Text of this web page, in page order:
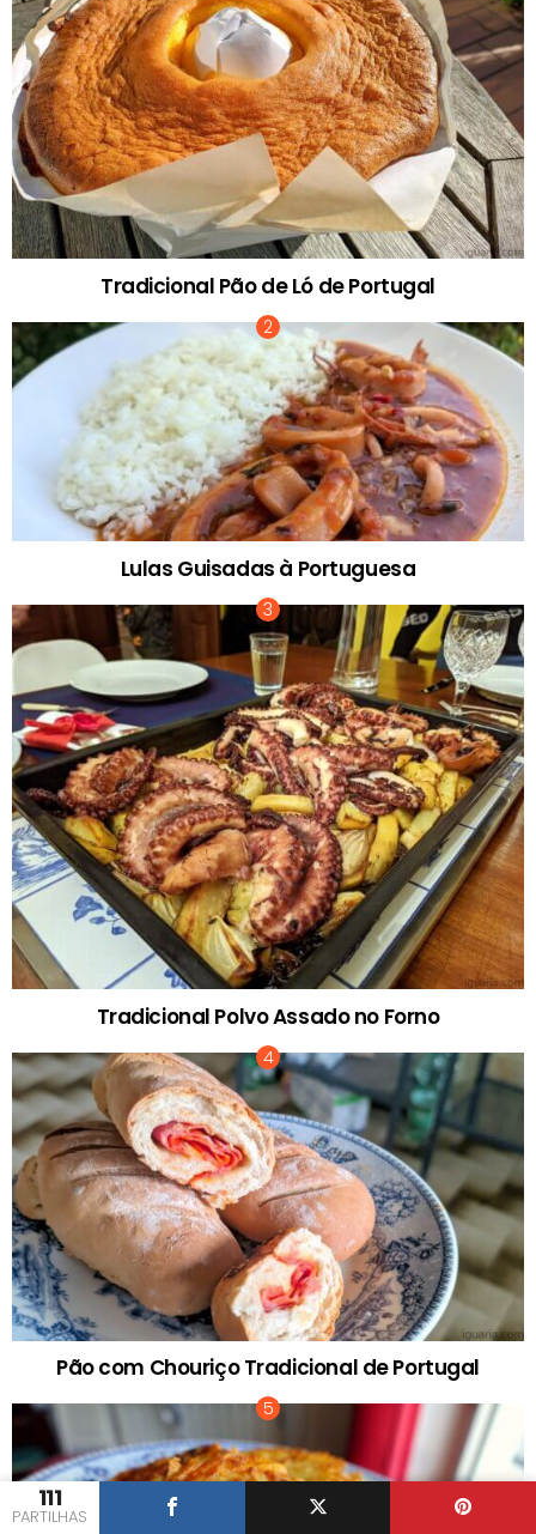
111
PARTILHAS
Tradicional Pão de Ló de Portugal
Lulas Guisadas à Portuguesa
Tradicional Polvo Assado no Forno
Pão com Chouriço Tradicional de Portugal